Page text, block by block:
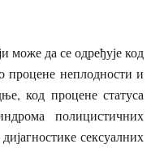
може да се одређује код
процене неплодности и
код процене статуса
полицистичних
сексуалних